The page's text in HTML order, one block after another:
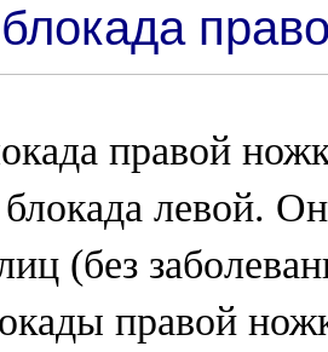
правой
левой.
(без
правой